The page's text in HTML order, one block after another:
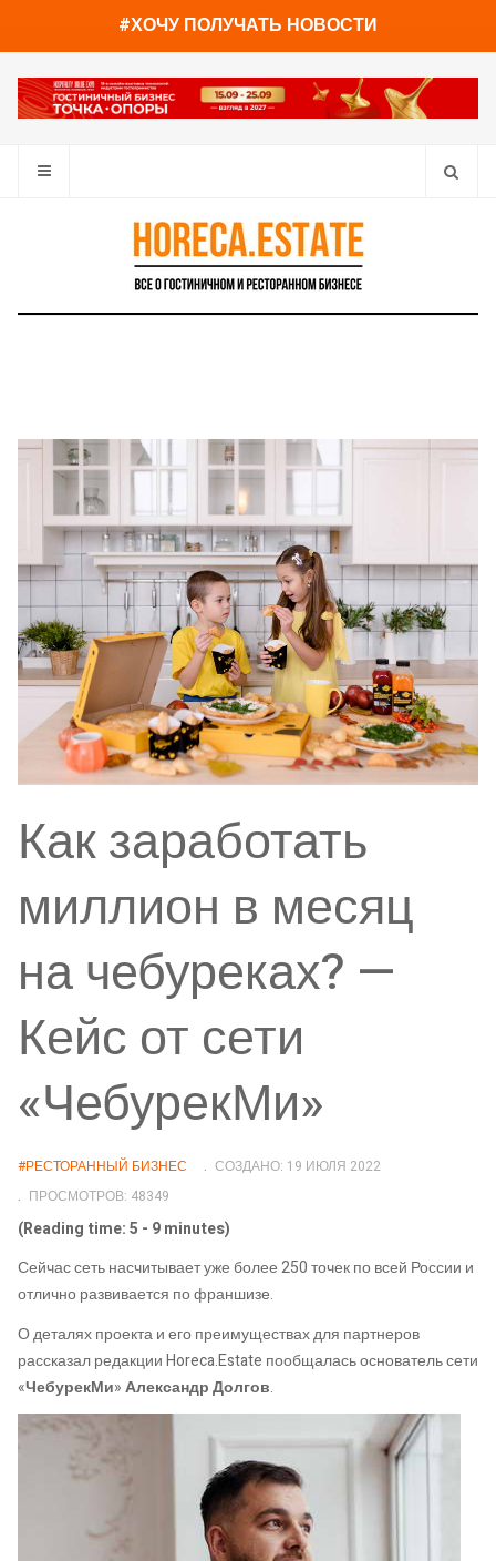
#ХОЧУ ПОЛУЧАТЬ НОВОСТИ
Как заработать
миллион в месяц
на чебуреках? —
Кейс от сети
«ЧебурекМи»
#РЕСТОРАННЫЙ БИЗНЕС
СОЗДАНО: 19 ИЮЛЯ 2022
ПРОСМОТРОВ: 48349
(Reading time: 5 - 9 minutes)
Сейчас сеть насчитывает уже более 250 точек по всей России и
отлично развивается по франшизе.
О деталях проекта и его преимуществах для партнеров
рассказал редакции Horeca.Estate пообщалась основатель сети
«ЧебурекМи»Александр Долгов.